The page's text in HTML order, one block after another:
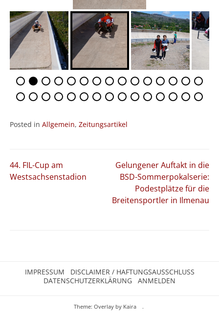
Posted in Allgemein, Zeitungsartikel
Beitragsnavigation
44. FIL-Cup am
Westsachsenstadion
Gelungener Auftakt in die
BSD-Sommerpokalserie:
Podestplätze für die
Breitensportler in Ilmenau
IMPRESSUM
DISCLAIMER / HAFTUNGSAUSSCHLUSS
DATENSCHUTZERKLÄRUNG
ANMELDEN
Theme: Overlay by Kaira .